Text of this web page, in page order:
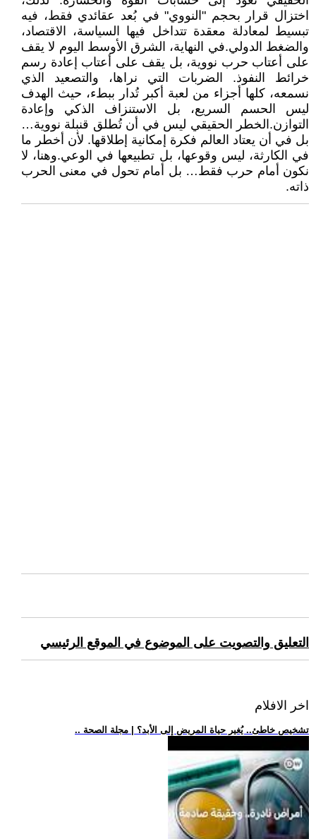
اختزال قرار بحجم "النووي" في بُعد عقائدي فقط، فيه
تبسيط لمعادلة معقدة تتداخل فيها السياسة، الاقتصاد،
والضغط الدولي.في النهاية، الشرق الأوسط اليوم لا يقف
على أعتاب حرب نووية، بل يقف على أعتاب إعادة رسم
خرائط النفوذ. الضربات التي نراها، والتصعيد الذي
نسمعه، كلها أجزاء من لعبة أكبر تُدار ببطء، حيث الهدف
ليس الحسم السريع، بل الاستنزاف الذكي وإعادة
التوازن.الخطر الحقيقي ليس في أن تُطلق قنبلة نووية…
بل في أن يعتاد العالم فكرة إمكانية إطلاقها. لأن أخطر ما
في الكارثة، ليس وقوعها، بل تطبيعها في الوعي.وهنا، لا
نكون أمام حرب فقط… بل أمام تحول في معنى الحرب
ذاته.
التعليق والتصويت على الموضوع في الموقع الرئيسي
اخر الافلام
.. تشخيص خاطئ.. يُغير حياة المريض إلى الأبد؟ | مجلة الصحة